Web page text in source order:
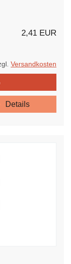
2,41 EUR
Versandkosten